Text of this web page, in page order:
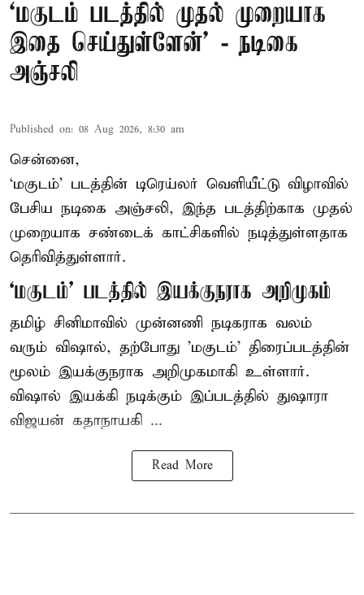
‘மகுடம் படத்தில் முதல் முறையாக
இதை செய்துள்ளேன்’ - நடிகை
அஞ்சலி
Published on: 08 Aug 2026, 8:30 am
சென்னை,
‘மகுடம்’ படத்தின் டிரெய்லர் வெளியீட்டு விழாவில்
பேசிய நடிகை அஞ்சலி, இந்த படத்திற்காக முதல்
முறையாக சண்டைக் காட்சிகளில் நடித்துள்ளதாக
தெரிவித்துள்ளார்.
‘மகுடம்’ படத்தில் இயக்குநராக அறிமுகம்
தமிழ் சினிமாவில் முன்னணி நடிகராக வலம்
வரும் விஷால், தற்போது 'மகுடம்' திரைப்படத்தின்
மூலம் இயக்குநராக அறிமுகமாகி உள்ளார்.
விஷால் இயக்கி நடிக்கும் இப்படத்தில் துஷாரா
விஜயன் கதாநாயகி ...
Read More